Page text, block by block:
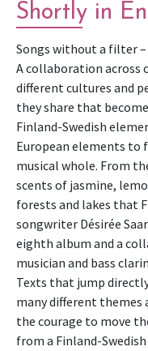
Shortly in
Songs without a filter
A collaboration across
different cultures and
they share that
Finland-Swedish
European elements to
musical whole. From
scents of jasmine,
forests and lakes that
songwriter Désirée
eighth album and a
musician and bass
Texts that jump
many different themes
the courage to move
from a Finland-